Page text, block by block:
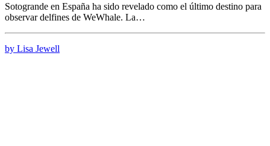
Sotogrande en España ha sido revelado como el último destino para
observar delfines de WeWhale. La…
by Lisa Jewell